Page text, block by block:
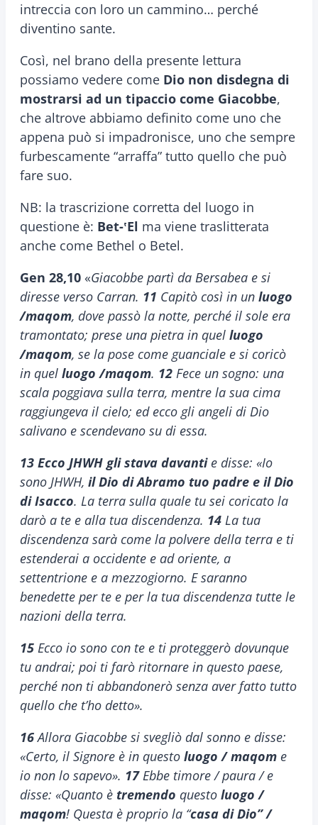
intreccia con loro un cammino… perché
diventino sante.
Così, nel brano della presente lettura
possiamo vedere come Dio non disdegna di
mostrarsi ad un tipaccio come Giacobbe,
che altrove abbiamo definito come uno che
appena può si impadronisce, uno che sempre
furbescamente “arraffa” tutto quello che può
fare suo.
NB: la trascrizione corretta del luogo in
questione è: Bet-ʽEl ma viene traslitterata
anche come Bethel o Betel.
Gen 28,10 «Giacobbe partì da Bersabea e si
diresse verso Carran. 11 Capitò così in un luogo
/maqom, dove passò la notte, perché il sole era
tramontato; prese una pietra in quel luogo
/maqom, se la pose come guanciale e si coricò
in quel luogo /maqom. 12 Fece un sogno: una
scala poggiava sulla terra, mentre la sua cima
raggiungeva il cielo; ed ecco gli angeli di Dio
salivano e scendevano su di essa.
13 Ecco JHWH gli stava davantie disse: «Io
sono JHWH, il Dio di Abramo tuo padre e il Dio
di Isacco. La terra sulla quale tu sei coricato la
darò a te e alla tua discendenza. 14 La tua
discendenza sarà come la polvere della terra e ti
estenderai a occidente e ad oriente, a
settentrione e a mezzogiorno. E saranno
benedette per te e per la tua discendenza tutte le
nazioni della terra.
15 Ecco io sono con te e ti proteggerò dovunque
tu andrai; poi ti farò ritornare in questo paese,
perché non ti abbandonerò senza aver fatto tutto
quello che t’ho detto».
16Allora Giacobbe si svegliò dal sonno e disse:
«Certo, il Signore è in questo luogo / maqom e
io non lo sapevo». 17Ebbe timore / paura / e
disse: «Quanto è tremendo questo luogo /
maqom! Questa è proprio la “casa di Dio” /